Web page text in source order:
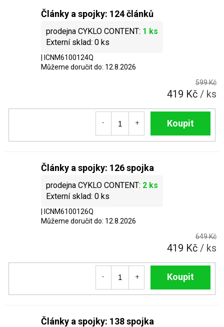
Články a spojky: 124 článků
1 ks
0 ks
| ICNM6100124Q
Můžeme doručit do: 12.8.2026
599 Kč
419 Kč / ks
Do košíku
Články a spojky: 126 spojka
2 ks
0 ks
| ICNM6100126Q
Můžeme doručit do: 12.8.2026
649 Kč
419 Kč / ks
Do košíku
Články a spojky: 138 spojka